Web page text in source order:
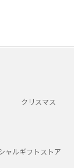
クリスマス
ャルギフトストア